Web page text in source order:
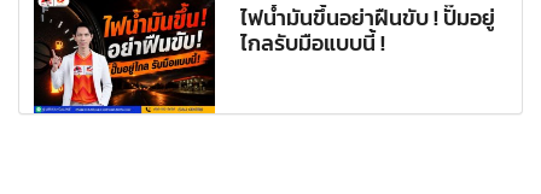
ไฟน้ำมันขึ้นอย่าฝืนขับ ! ปั๊มอยู่
ไกลรับมือแบบนี้ !